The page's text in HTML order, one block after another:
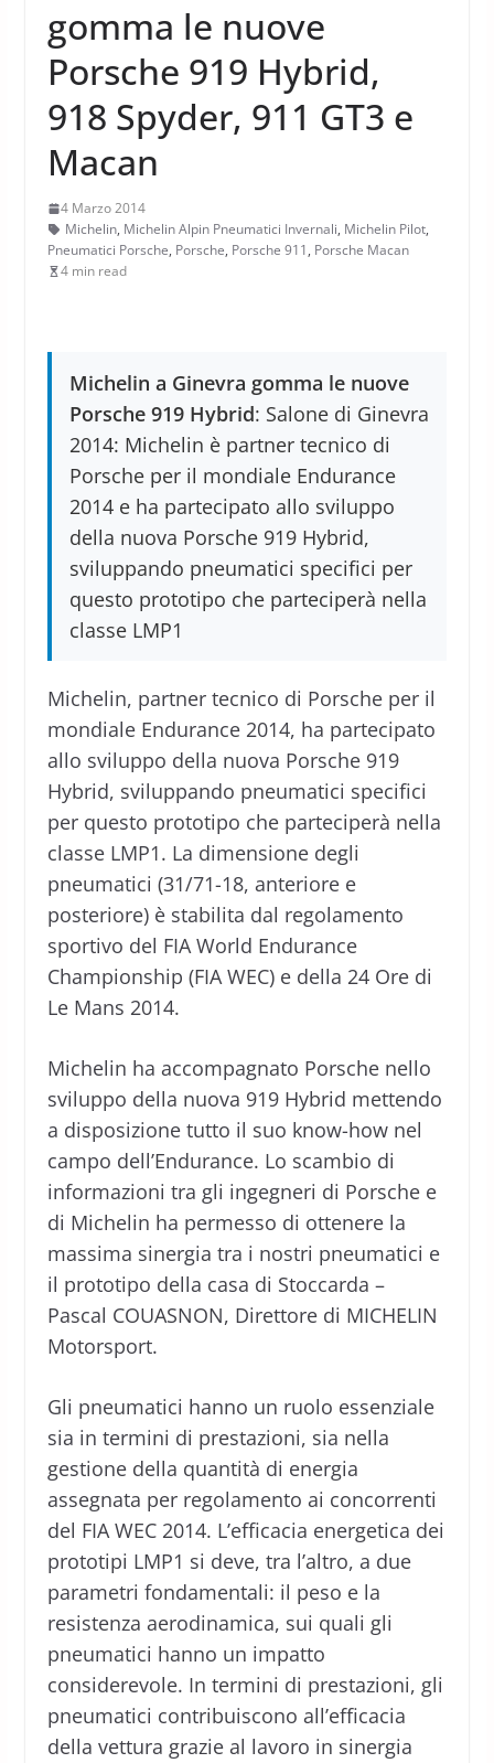
gomma le nuove
Porsche 919 Hybrid,
918 Spyder, 911 GT3 e
Macan
4 Marzo 2014
Michelin, Michelin Alpin Pneumatici Invernali, Michelin Pilot,
Pneumatici Porsche, Porsche, Porsche 911, Porsche Macan
4 min read
Michelin a Ginevra gomma le nuove
Porsche 919 Hybrid: Salone di Ginevra
2014: Michelin è partner tecnico di
Porsche per il mondiale Endurance
2014 e ha partecipato allo sviluppo
della nuova Porsche 919 Hybrid,
sviluppando pneumatici specifici per
questo prototipo che parteciperà nella
classe LMP1
Michelin, partner tecnico di Porsche per il
mondiale Endurance 2014, ha partecipato
allo sviluppo della nuova Porsche 919
Hybrid, sviluppando pneumatici specifici
per questo prototipo che parteciperà nella
classe LMP1. La dimensione degli
pneumatici (31/71-18, anteriore e
posteriore) è stabilita dal regolamento
sportivo del FIA World Endurance
Championship (FIA WEC) e della 24 Ore di
Le Mans 2014.
Michelin ha accompagnato Porsche nello
sviluppo della nuova 919 Hybrid mettendo
a disposizione tutto il suo know-how nel
campo dell’Endurance. Lo scambio di
informazioni tra gli ingegneri di Porsche e
di Michelin ha permesso di ottenere la
massima sinergia tra i nostri pneumatici e
il prototipo della casa di Stoccarda –
Pascal COUASNON, Direttore di MICHELIN
Motorsport.
Gli pneumatici hanno un ruolo essenziale
sia in termini di prestazioni, sia nella
gestione della quantità di energia
assegnata per regolamento ai concorrenti
del FIA WEC 2014. L’efficacia energetica dei
prototipi LMP1 si deve, tra l’altro, a due
parametri fondamentali: il peso e la
resistenza aerodinamica, sui quali gli
pneumatici hanno un impatto
considerevole. In termini di prestazioni, gli
pneumatici contribuiscono all’efficacia
della vettura grazie al lavoro in sinergia